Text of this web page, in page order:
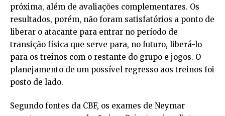
próxima, além de avaliações complementares. Os
resultados, porém, não foram satisfatórios a ponto de
liberar o atacante para entrar no período de
transição física que serve para, no futuro, liberá-lo
para os treinos com o restante do grupo e jogos. O
planejamento de um possível regresso aos treinos foi
posto de lado.
Segundo fontes da CBF, os exames de Neymar